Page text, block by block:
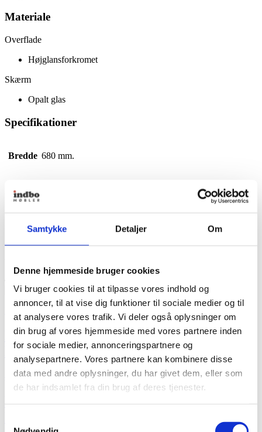
Samtykke Detaljer Om
Denne hjemmeside bruger cookies
Vi bruger cookies til at tilpasse vores indhold og
annoncer, til at vise dig funktioner til sociale medier og til
at analysere vores trafik. Vi deler også oplysninger om
din brug af vores hjemmeside med vores partnere inden
for sociale medier, annonceringspartnere og
analysepartnere. Vores partnere kan kombinere disse
data med andre oplysninger, du har givet dem, eller som
de har indsamlet fra din brug af deres tjenester.
Materiale
Overflade
Højglansforkromet
Skærm
Opalt glas
Specifikationer
Bredde 680 mm.
Louis Poulsen
Louis Poulsen PH 3/2 Pendel af Poul
Henningsen – Sort
4.959,00kr.
Louis Poulsen PH 3/2 Pendel af Poul